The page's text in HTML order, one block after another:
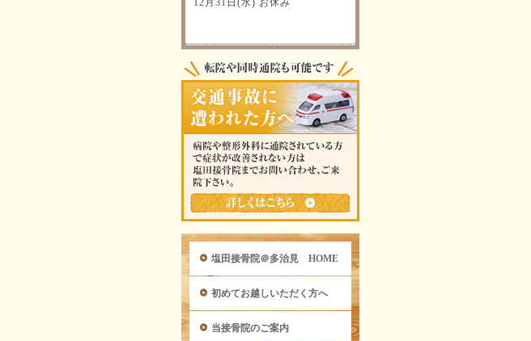
塩田接骨院＠多治見 HOME
初めてお越しいただく方へ
当接骨院のご案内